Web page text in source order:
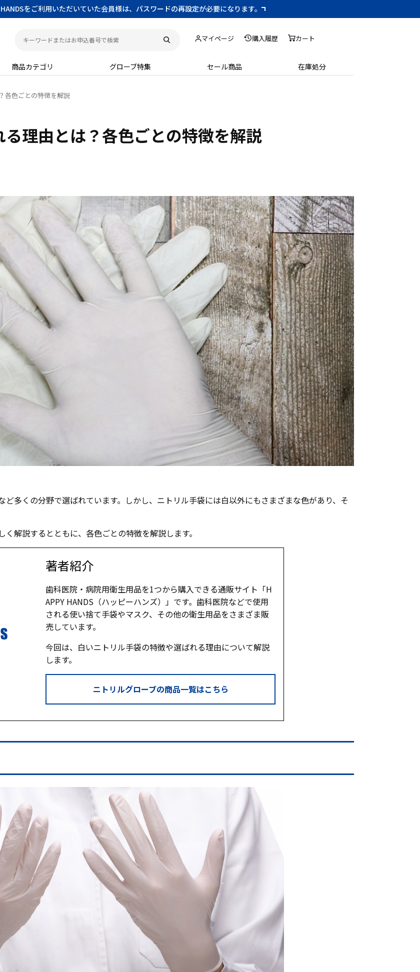
をご利用いただいていた会員様は、パスワードの再設定が必要になります。
マイページ 購入履歴 カート
商品カテゴリ グローブ特集 セール商品 在庫処分
各色ごとの特徴を解説
理由とは？各色ごとの特徴を解説
多くの分野で選ばれています。しかし、ニトリル手袋には白以外にもさまざまな色があり、そ
解説するとともに、各色ごとの特徴を解説します。
著者紹介
歯科医院・病院用衛生用品を1つから購入できる通販サイト「H
APPY HANDS（ハッピーハンズ）」です。歯科医院などで使用
される使い捨て手袋やマスク、その他の衛生用品をさまざま販
売しています。
今回は、白いニトリル手袋の特徴や選ばれる理由について解説
します。
ニトリルグローブの商品一覧はこちら